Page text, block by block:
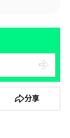
分享